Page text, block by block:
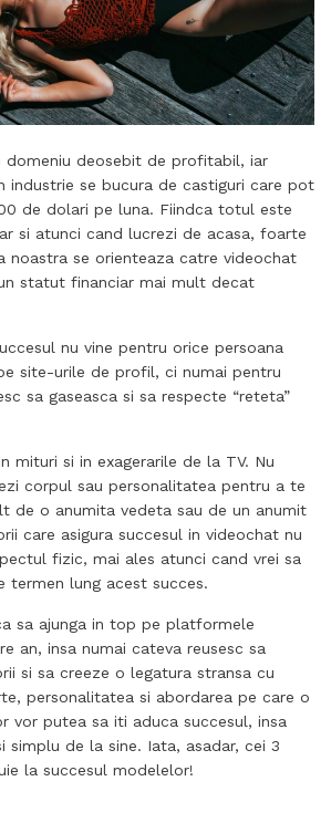
domeniu deosebit de profitabil, iar
industrie se bucura de castiguri care pot
de dolari pe luna. Fiindca totul este
si atunci cand lucrezi de acasa, foarte
noastra se orienteaza catre videochat
statut financiar mai mult decat
nu vine pentru orice persoana
site-urile de profil, ci numai pentru
sa gaseasca si sa respecte “reteta”
mituri si in exagerarile de la TV. Nu
corpul sau personalitatea pentru a te
de o anumita vedeta sau de un anumit
care asigura succesul in videochat nu
fizic, mai ales atunci cand vrei sa
termen lung acest succes.
sa ajunga in top pe platformele
an, insa numai cateva reusesc sa
si sa creeze o legatura stransa cu
personalitatea si abordarea pe care o
vor putea sa iti aduca succesul, insa
simplu de la sine. Iata, asadar, cei 3
la succesul modelelor!